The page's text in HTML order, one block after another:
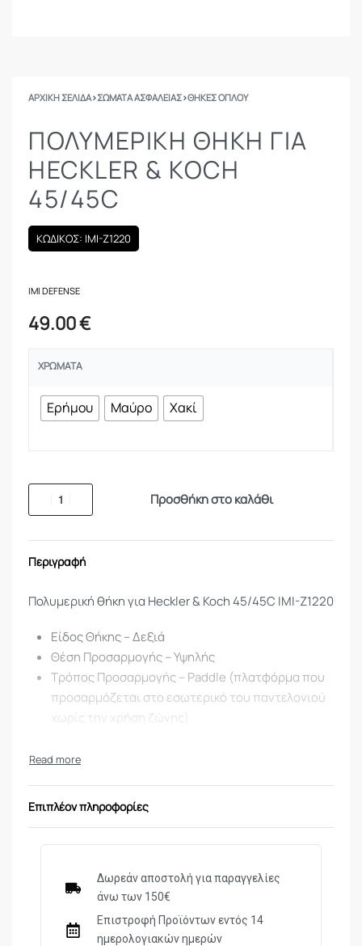
ΑΡΧΙΚΉ ΣΕΛΊΔΑ›ΣΩΜΑΤΑ ΑΣΦΑΛΕΙΑΣ›ΘΉΚΕΣ ΌΠΛΟΥ
ΠΟΛΥΜΕΡΙΚΉ ΘΉΚΗ ΓΙΑ
HECKLER & KOCH
45/45C
ΚΩΔΙΚΟΣ: IMI-Z1220
IMI DEFENSE
49.00€
ΧΡΏΜΑΤΑ
Ερήμου Μαύρο Χακί
Προσθήκη στο καλάθι
Περιγραφή
Πολυμερική θήκη για Heckler & Koch 45/45C IMI-Z1220
Είδος Θήκης – Δεξιά
Θέση Προσαρμογής – Υψηλής
Τρόπος Προσαρμογής – Paddle (πλατφόρμα που
προσαρμόζεται στο εσωτερικό του παντελονιού
χωρίς την χρήση ζώνης)
Είδος Ασφάλειας – Σκανδάλης
δείκτη κατά το τράβηγμα του πιστολιού
Ρύθμιση Κλίσης – Περιστρεφόμενη 360 μοίρες
απασφάλιση
Made in Israel.
Επιπλέον πληροφορίες
Δωρεάν αποστολή για παραγγελίες
άνω των 150€
Επιστροφή Προϊόντων εντός 14
ημερολογιακών ημερών